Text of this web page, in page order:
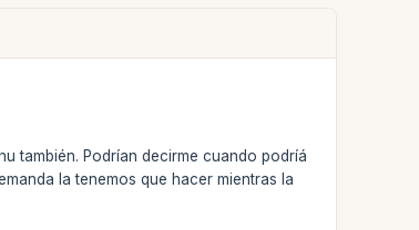
también. Podrían decirme cuando podríá
la tenemos que hacer mientras la